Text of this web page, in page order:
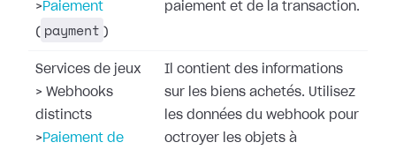
> Paiement
( payment )
paiement et de la transaction.
Services de jeux
> Webhooks
distincts
> Paiement de
Il contient des informations
sur les biens achetés. Utilisez
les données du webhook pour
octroyer les objets à